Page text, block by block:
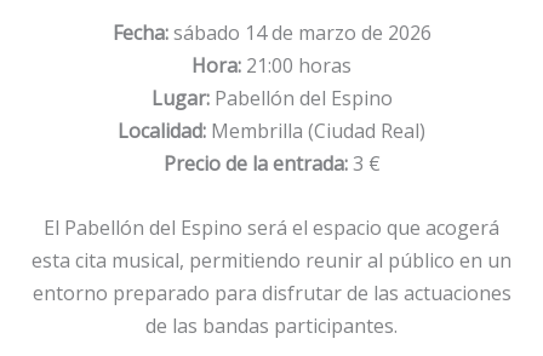
Fecha:sábado 14 de marzo de 2026
Hora: 21:00 horas
Lugar:Pabellón del Espino
Localidad: Membrilla (Ciudad Real)
Precio de la entrada:3 €
El Pabellón del Espino será el espacio que acogerá
esta cita musical, permitiendo reunir al público en un
entorno preparado para disfrutar de las actuaciones
de las bandas participantes.